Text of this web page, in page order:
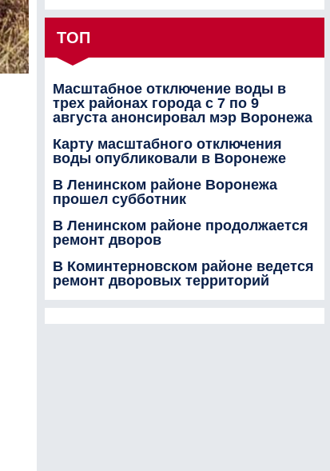
ТОП
Масштабное отключение воды в
трех районах города с 7 по 9
августа анонсировал мэр Воронежа
Карту масштабного отключения
воды опубликовали в Воронеже
В Ленинском районе Воронежа
прошел субботник
В Ленинском районе продолжается
ремонт дворов
В Коминтерновском районе ведется
ремонт дворовых территорий